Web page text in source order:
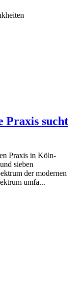
Praxis sucht
Praxis in Köln-
sieben
der modernen
umfa...